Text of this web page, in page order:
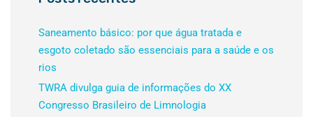
Saneamento básico: por que água tratada e
esgoto coletado são essenciais para a saúde e os
rios
TWRA divulga guia de informações do XX
Congresso Brasileiro de Limnologia